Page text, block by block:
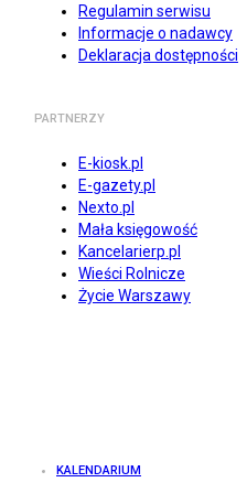
Regulamin serwisu
Informacje o nadawcy
Deklaracja dostępności
PARTNERZY
E-kiosk.pl
E-gazety.pl
Nexto.pl
Mała księgowość
Kancelarierp.pl
Wieści Rolnicze
Życie Warszawy
KALENDARIUM